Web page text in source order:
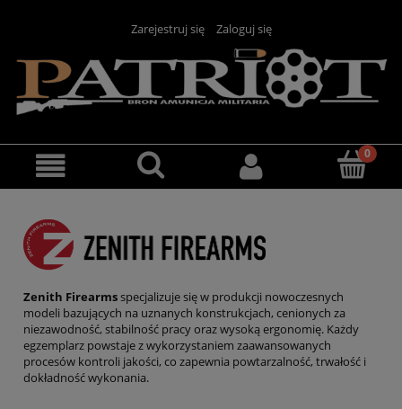
Zarejestruj się Zaloguj się
Zenith Firearmsspecjalizuje się w produkcji nowoczesnych
modeli bazujących na uznanych konstrukcjach, cenionych za
niezawodność, stabilność pracy oraz wysoką ergonomię. Każdy
egzemplarz powstaje z wykorzystaniem zaawansowanych
procesów kontroli jakości, co zapewnia powtarzalność, trwałość i
dokładność wykonania.